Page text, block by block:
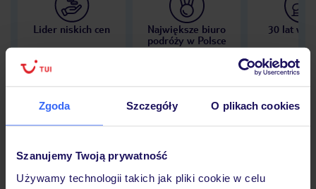
Zgoda Szczegóły O plikach cookies
Szanujemy Twoją prywatność
Używamy technologii takich jak pliki cookie w celu
Lider niskich cen
Największe biuro
podróży w Polsce
30 lat w
Wyżywienie